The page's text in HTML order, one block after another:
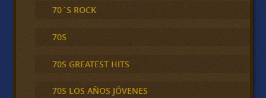
70´S ROCK
70S
70S GREATEST HITS
70S LOS AÑOS JÓVENES